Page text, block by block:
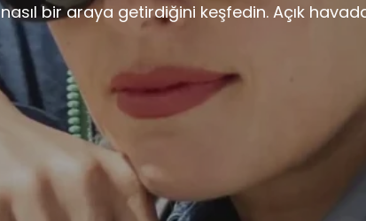
bir araya getirdiğini keşfedin. Açık